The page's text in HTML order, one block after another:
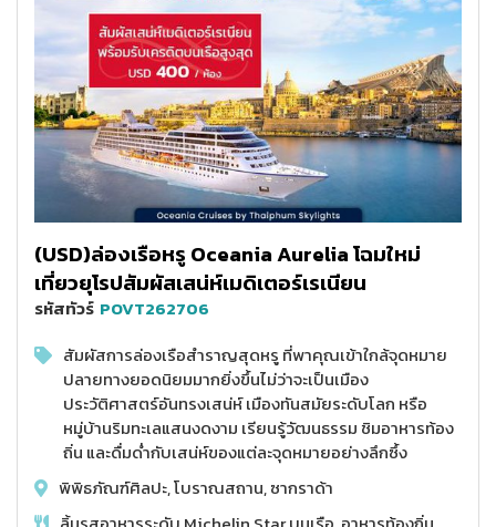
(USD)ล่องเรือหรู Oceania Aurelia โฉมใหม่
เที่ยวยุโรปสัมผัสเสน่ห์เมดิเตอร์เรเนียน
รหัสทัวร์ POVT262706
สัมผัสการล่องเรือสำราญสุดหรู ที่พาคุณเข้าใกล้จุดหมาย
ปลายทางยอดนิยมมากยิ่งขึ้นไม่ว่าจะเป็นเมือง
ประวัติศาสตร์อันทรงเสน่ห์ เมืองทันสมัยระดับโลก หรือ
หมู่บ้านริมทะเลแสนงดงาม เรียนรู้วัฒนธรรม ชิมอาหารท้อง
ถิ่น และดื่มด่ำกับเสน่ห์ของแต่ละจุดหมายอย่างลึกซึ้ง
พิพิธภัณฑ์ศิลปะ, โบราณสถาน, ซากราด้า